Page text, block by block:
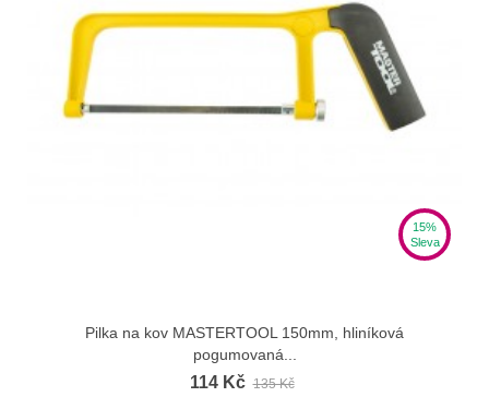
15%
Sleva
Pilka na kov MASTERTOOL 150mm, hliníková
pogumovaná...
114 Kč 135 Kč